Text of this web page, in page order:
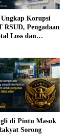
Korupsi
RSUD, Pengadaan
Loss dan
di Pintu Masuk
Sorong